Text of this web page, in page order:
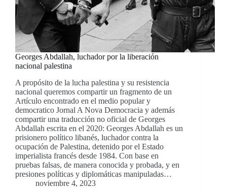
Georges Abdallah, luchador por la liberación
nacional palestina
A propósito de la lucha palestina y su resistencia
nacional queremos compartir un fragmento de un
Artículo encontrado en el medio popular y
democratico Jornal A Nova Democracia y además
compartir una traducción no oficial de Georges
Abdallah escrita en el 2020: Georges Abdallah es un
prisionero político libanés, luchador contra la
ocupación de Palestina, detenido por el Estado
imperialista francés desde 1984. Con base en
pruebas falsas, de manera conocida y probada, y en
presiones políticas y diplomáticas manipuladas…
noviembre 4, 2023